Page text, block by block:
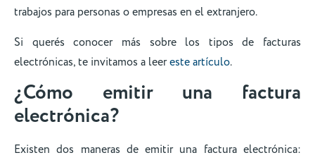
trabajos para personas o empresas en el extranjero.
Si querés conocer más sobre los tipos de facturas
electrónicas, te invitamos a leereste artículo.
¿Cómo emitir una factura
electrónica?
Existen dos maneras de emitir una factura electrónica: